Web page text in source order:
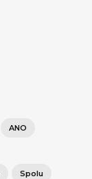
ANO
Spolu